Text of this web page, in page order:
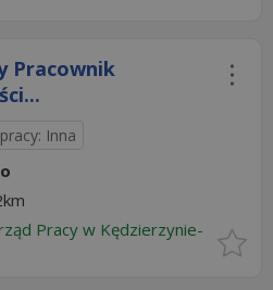
Pracownik
Inna
Pracy w Kędzierzynie-